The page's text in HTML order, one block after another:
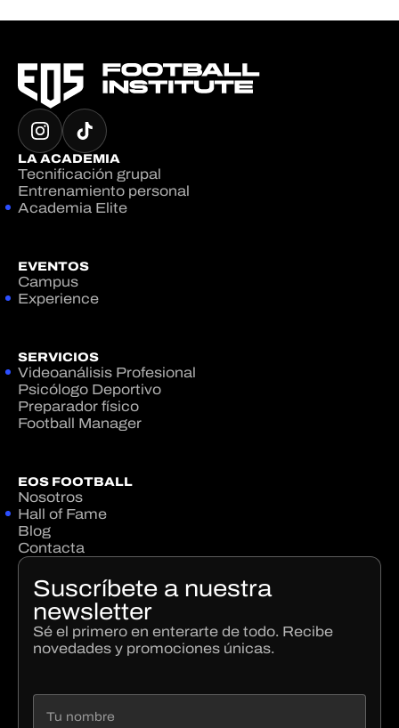
LA ACADEMIA
Tecnificación grupal
Entrenamiento personal
Academia Elite
EVENTOS
Campus
Experience
SERVICIOS
Videoanálisis Profesional
Psicólogo Deportivo
Preparador físico
Football Manager
EOS FOOTBALL
Nosotros
Hall of Fame
Blog
Contacta
Suscríbete a nuestra
newsletter
Sé el primero en enterarte de todo. Recibe
novedades y promociones únicas.